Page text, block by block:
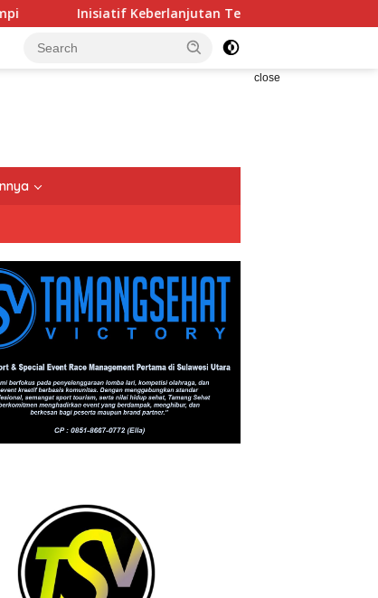
Keberlanjutan Telkomsel, Ciptakan Dampak
close